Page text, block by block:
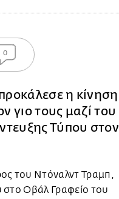
0
η κίνηση
γιο τους μαζί του
Τύπου στον
του Ντόναλντ Τραμπ,
Οβάλ Γραφείο του